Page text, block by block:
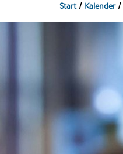
Start Kalender